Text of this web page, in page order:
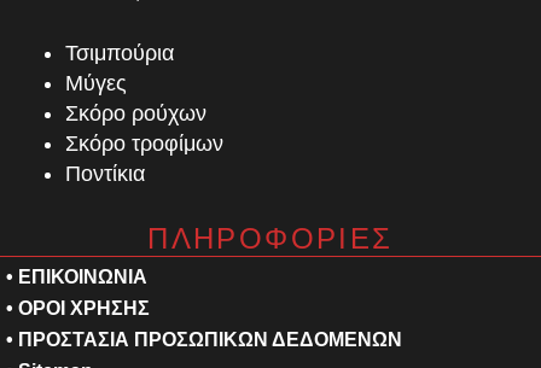
Τσιμπούρια
Μύγες
Σκόρο ρούχων
Σκόρο τροφίμων
Ποντίκια
ΠΛΗΡΟΦΟΡΙΕΣ
• ΕΠΙΚΟΙΝΩΝΙΑ
• ΟΡΟΙ ΧΡΗΣΗΣ
• ΠΡΟΣΤΑΣΙΑ ΠΡΟΣΩΠΙΚΩΝ ΔΕΔΟΜΕΝΩΝ